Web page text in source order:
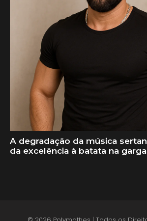
A degradação da música
da excelência à batata na